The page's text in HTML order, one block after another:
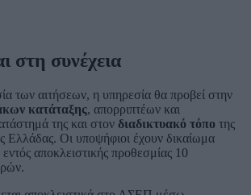
στη συνέχεια
των αιτήσεων, η υπηρεσία θα προβεί στην
κατάταξης, απορριπτέων και
της και στον διαδικτυακό τόπο της
Ελλάδας. Οι υποψήφιοι έχουν δικαίωμα
εντός αποκλειστικής προθεσμίας 10